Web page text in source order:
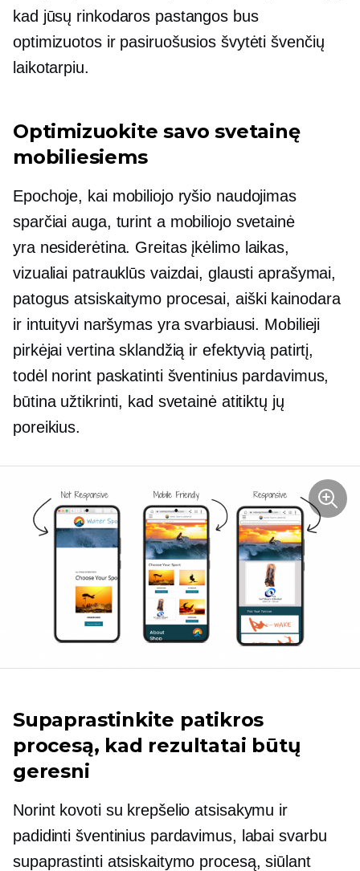
kad jūsų rinkodaros pastangos bus
optimizuotos ir pasiruošusios švytėti švenčių
laikotarpiu.
Optimizuokite savo svetainę
mobiliesiems
Epochoje, kai mobiliojo ryšio naudojimas
sparčiai auga, turint a mobiliojosvetainė
yra nesiderėtina. Greitas įkėlimo laikas,
vizualiai patrauklūs vaizdai, glausti aprašymai,
patogus atsiskaitymo procesai, aiški kainodara
ir intuityvi naršymas yra svarbiausi. Mobilieji
pirkėjai vertina sklandžią ir efektyvią patirtį,
todėl norint paskatinti šventinius pardavimus,
būtina užtikrinti, kad svetainė atitiktų jų
poreikius.
Supaprastinkite patikros
procesą, kad rezultatai būtų
geresni
Norint kovoti su krepšelio atsisakymu ir
padidinti šventinius pardavimus, labai svarbu
supaprastinti atsiskaitymo procesą, siūlant